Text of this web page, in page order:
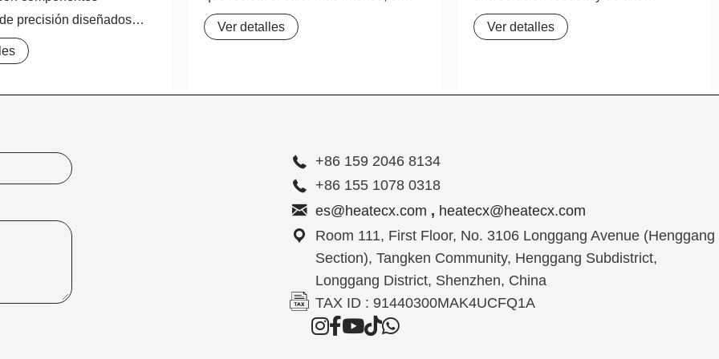
precisión diseñados
conexiones seguras,
en sistemas de
304 y AISI 316/316L,
hidráulicos
el diámetro de
AGRP 800°C es la elección superior.
Este cable de fibra de vidrio con
una durabilidad y un
Ver detalles
rendimiento para el pulido de perfiles
redondos y ovalados. Esta pulidora
Ver detalles
+86 159 2046 8134
+86 155 1078 0318
es@heatecx.com , heatecx@heatecx.com
Room 111, First Floor, No. 3106 Longgang Avenue (Henggang
Section), Tangken Community, Henggang Subdistrict,
Longgang District, Shenzhen, China
TAX ID : 91440300MAK4UCFQ1A